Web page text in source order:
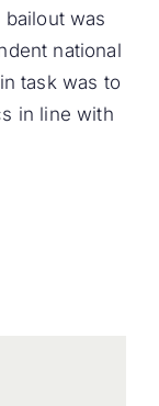
bailout was
national
task was to
in line with